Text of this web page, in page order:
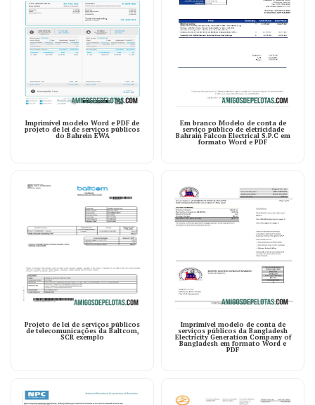
Imprimível modelo Word e PDF de
projeto de lei de serviços públicos
do Bahrein EWA
Em branco Modelo de conta de
serviço público de eletricidade
Bahrain Falcon Electrical S.P.C em
formato Word e PDF
Projeto de lei de serviços públicos
de telecomunicações da Baltcom,
SCR exemplo
Imprimível modelo de conta de
serviços públicos da Bangladesh
Electricity Generation Company of
Bangladesh em formato Word e
PDF